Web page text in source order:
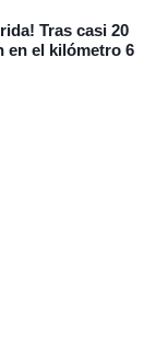
Tras casi 20
en el kilómetro 6